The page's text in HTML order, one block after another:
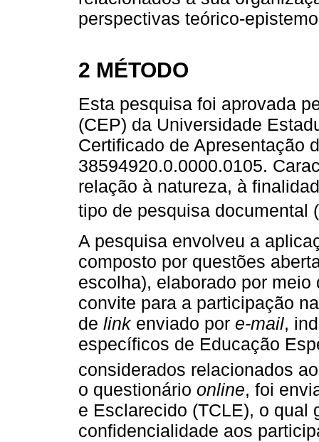
perspectivas teórico-
2 MÉTODO
Esta pesquisa foi aprovada
(CEP) da Universidade
Certificado de Apresentação
38594920.0.0000.0105.
relação à natureza, à
tipo de pesquisa documental (
A pesquisa envolveu a
composto por questões
escolha), elaborado por
convite para a participação
de linkenviado por e-mail,
específicos de Educação
considerados relacionados
o questionário online, foi
e Esclarecido (TCLE), o qual
confidencialidade aos